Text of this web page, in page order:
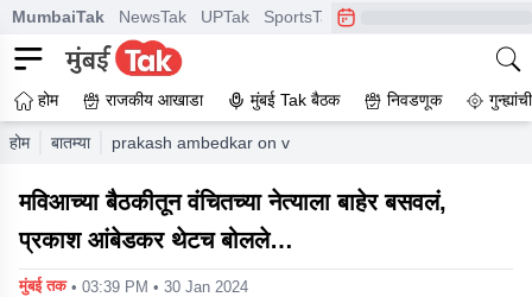
MumbaiTak NewsTak UPTak SportsTak CrimeTak
होम राजकीय आखाडा मुंबई Tak बैठक निवडणूक
होम बातम्या prakash ambedkar on vavchit bahujan aghadi mva
मविआच्या बैठकीतून वंचितच्या नेत्याला बाहेर बसवलं,
प्रकाश आंबेडकर थेटच बोलले…
मुंबई तक • 03:39 PM • 30 Jan 2024